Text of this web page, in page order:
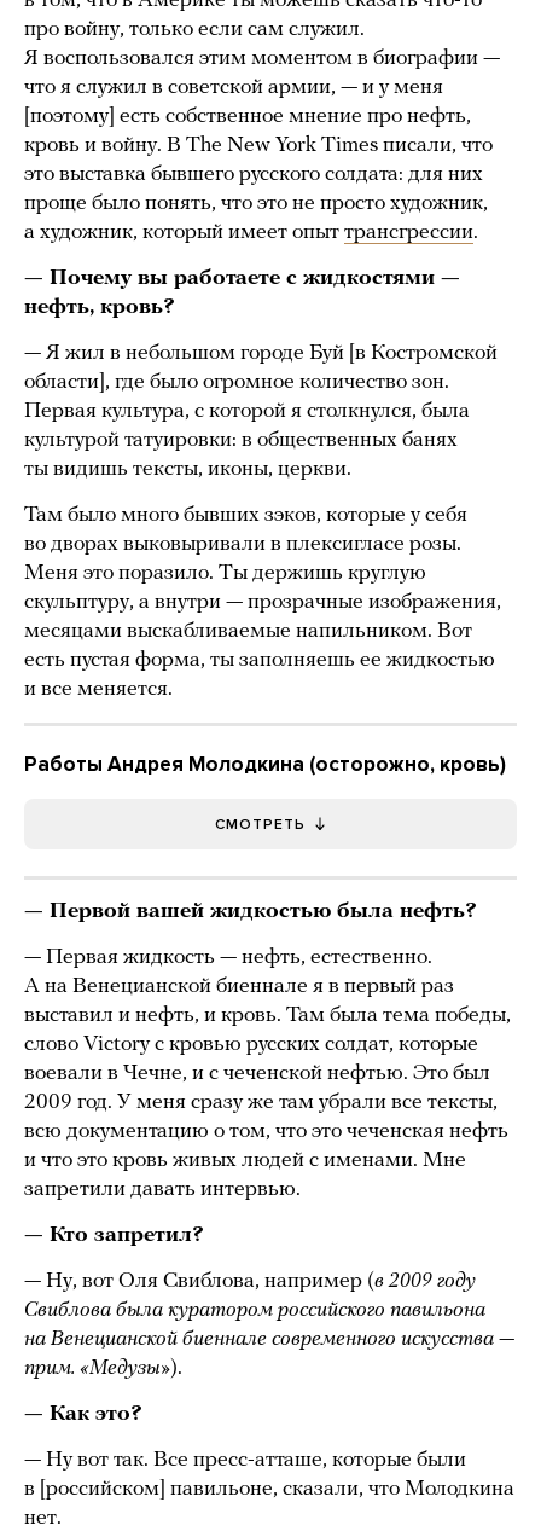
про войну, только если сам служил.
Я воспользовался этим моментом в биографии —
что я служил в советской армии, — и у меня
[поэтому] есть собственное мнение про нефть,
кровь и войну. В The New York Times писали, что
это выставка бывшего русского солдата: для них
проще было понять, что это не просто художник,
а художник, который имеет опыт трансгрессии.
— Почему вы работаете с жидкостями —
нефть, кровь?
— Я жил в небольшом городе Буй [в Костромской
области], где было огромное количество зон.
Первая культура, с которой я столкнулся, была
культурой татуировки: в общественных банях
ты видишь тексты, иконы, церкви.
Там было много бывших зэков, которые у себя
во дворах выковыривали в плексигласе розы.
Меня это поразило. Ты держишь круглую
скульптуру, а внутри — прозрачные изображения,
месяцами выскабливаемые напильником. Вот
есть пустая форма, ты заполняешь ее жидкостью
и все меняется.
Работы Андрея Молодкина (осторожно, кровь)
СМОТРЕТЬ
— Первой вашей жидкостью была нефть?
— Первая жидкость — нефть, естественно.
А на Венецианской биеннале я в первый раз
выставил и нефть, и кровь. Там была тема победы,
слово Victory с кровью русских солдат, которые
воевали в Чечне, и с чеченской нефтью. Это был
2009 год. У меня сразу же там убрали все тексты,
всю документацию о том, что это чеченская нефть
и что это кровь живых людей с именами. Мне
запретили давать интервью.
— Кто запретил?
— Ну, вот Оля Свиблова, например (в 2009 году
Свиблова была куратором российского павильона
на Венецианской биеннале современного искусства —
прим. «Медузы»).
— Как это?
— Ну вот так. Все пресс-атташе, которые были
в [российском] павильоне, сказали, что Молодкина
нет.